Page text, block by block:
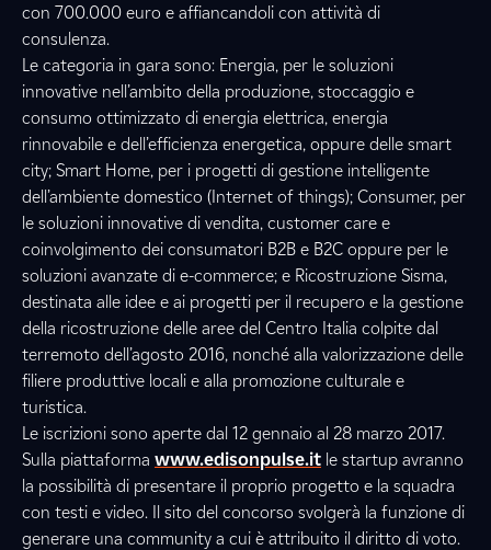
con 700.000 euro e affiancandoli con attività di
consulenza.
Le categoria in gara sono: Energia, per le soluzioni
innovative nell’ambito della produzione, stoccaggio e
consumo ottimizzato di energia elettrica, energia
rinnovabile e dell’efficienza energetica, oppure delle smart
city; Smart Home, per i progetti di gestione intelligente
dell’ambiente domestico (Internet of things); Consumer, per
le soluzioni innovative di vendita, customer care e
coinvolgimento dei consumatori B2B e B2C oppure per le
soluzioni avanzate di e-commerce; e Ricostruzione Sisma,
destinata alle idee e ai progetti per il recupero e la gestione
della ricostruzione delle aree del Centro Italia colpite dal
terremoto dell’agosto 2016, nonché alla valorizzazione delle
filiere produttive locali e alla promozione culturale e
turistica.
Le iscrizioni sono aperte dal 12 gennaio al 28 marzo 2017.
Sulla piattaforma www.edisonpulse.it le startup avranno
la possibilità di presentare il proprio progetto e la squadra
con testi e video. Il sito del concorso svolgerà la funzione di
generare una community a cui è attribuito il diritto di voto.